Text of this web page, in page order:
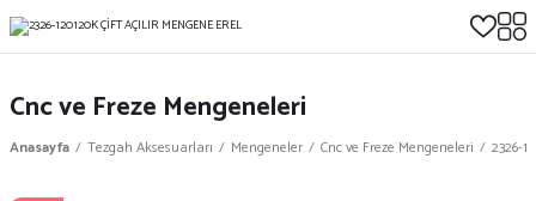
Cnc ve Freze Mengeneleri
Anasayfa Tezgah Aksesuarları Mengeneler Cnc ve Freze Mengeneleri 2326-